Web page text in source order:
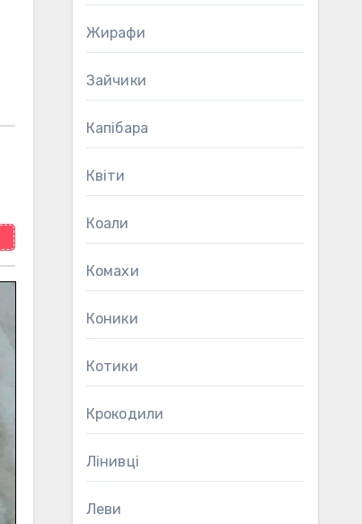
Жирафи
Зайчики
Капібара
Квіти
Коали
Комахи
Коники
Котики
Крокодили
Лінивці
Леви